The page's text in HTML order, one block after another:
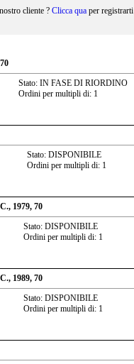
cliente ?Clicca qua per registrarti
Stato: IN FASE DI RIORDINO
Ordini per multipli di: 1
Stato: DISPONIBILE
Ordini per multipli di: 1
1979, 70
Stato: DISPONIBILE
Ordini per multipli di: 1
1989, 70
Stato: DISPONIBILE
Ordini per multipli di: 1